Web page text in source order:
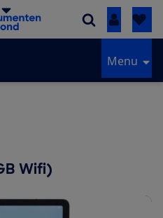
Inloggen
Menu
Wifi)